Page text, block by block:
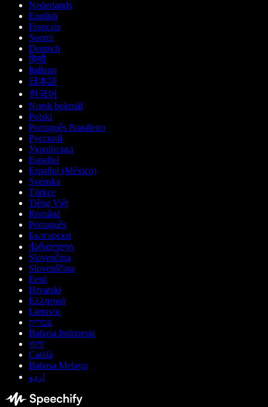
Nederlands
English
Français
Suomi
Deutsch
हिन्दी
Italiano
日本語
한국어
Norsk bokmål
Polski
Português Brasileiro
Русский
Українська
Español
Español (México)
Svenska
Türkçe
Tiếng Việt
Română
Português
Български
ქართული
Slovenčina
Slovenščina
Eesti
Hrvatski
Ελληνικά
Lietuvių
עברית
Bahasa Indonesia
বাংলা
Català
Bahasa Melayu
اردو